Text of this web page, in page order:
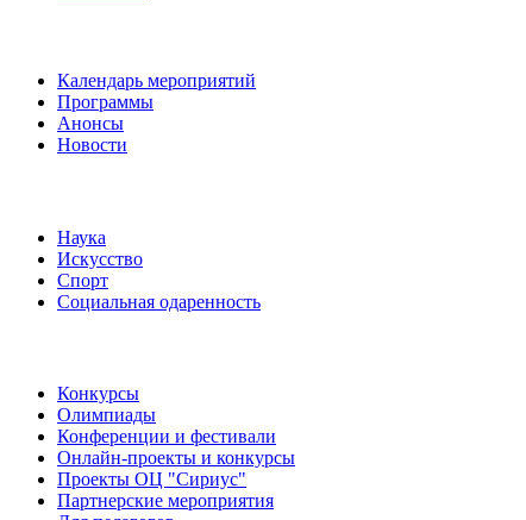
Календарь мероприятий
Программы
Анонсы
Новости
Наука
Искусство
Спорт
Социальная одаренность
Конкурсы
Олимпиады
Конференции и фестивали
Онлайн-проекты и конкурсы
Проекты ОЦ "Сириус"
Партнерские мероприятия